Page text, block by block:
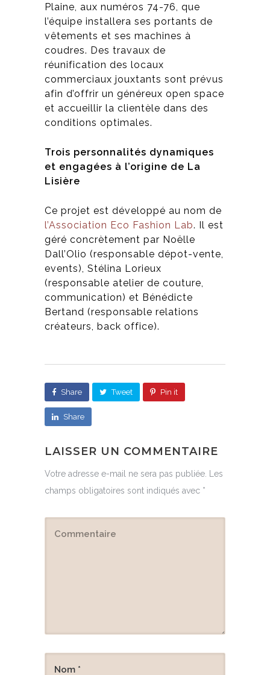
Plaine, aux numéros 74-76, que
l’équipe installera ses portants de
vêtements et ses machines à
coudres. Des travaux de
réunification des locaux
commerciaux jouxtants sont prévus
afin d’offrir un généreux open space
et accueillir la clientèle dans des
conditions optimales.
Trois personnalités dynamiques
et engagées à l’origine de La
Lisière
Ce projet est développé au nom de
l’Association Eco Fashion Lab. Il est
géré concrètement par Noëlle
Dall’Olio (responsable dépot-vente,
events), Stélina Lorieux
(responsable atelier de couture,
communication) et Bénédicte
Bertand (responsable relations
créateurs, back office).
Share Tweet Pin it
Share
LAISSER UN COMMENTAIRE
Votre adresse e-mail ne sera pas publiée.
Les
champs obligatoires sont indiqués avec *